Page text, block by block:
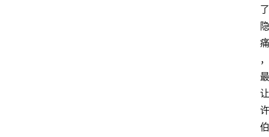
了
隐
痛
，
最
让
许
伯